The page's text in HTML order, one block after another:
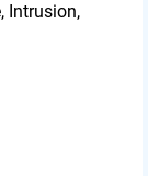
Intrusion,